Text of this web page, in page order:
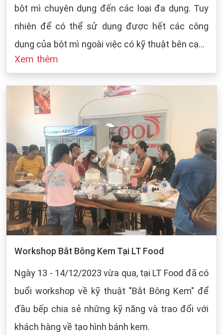
bột mì chuyên dụng đến các loại đa dụng. Tuy
nhiên để có thể sử dụng được hết các công
dụng của bột mì ngoài việc có kỹ thuật bên cạnh
đó cũng dựa vào sự bảo quản của chúng ta khi
cách bảo quản chung cho các loại bột mì:
Xem thêm
Workshop Bắt Bông Kem Tại LT Food
Ngày 13 - 14/12/2023 vừa qua, tại LT Food đã có
buổi workshop về kỹ thuật "Bắt Bông Kem" để
đầu bếp chia sẻ những kỹ năng và trao đổi với
khách hàng về tạo hình bánh kem.